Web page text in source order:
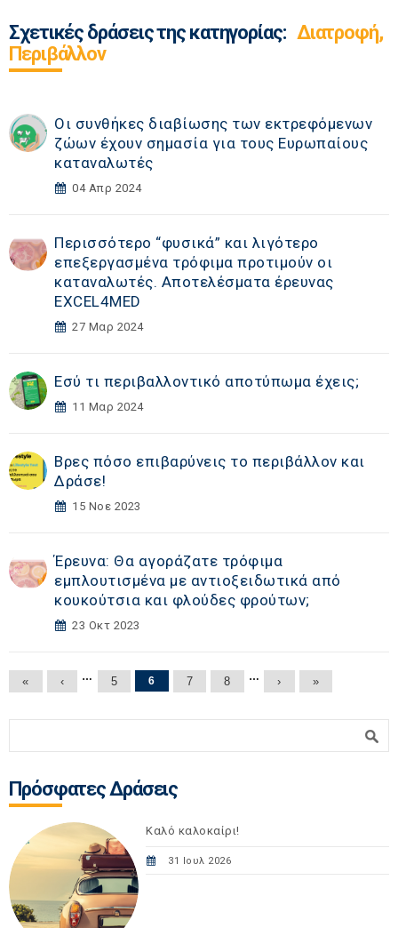
Σχετικές δράσεις της κατηγορίας: Διατροφή,
Περιβάλλον
Οι συνθήκες διαβίωσης των εκτρεφόμενων
ζώων έχουν σημασία για τους Ευρωπαίους
καταναλωτές
04 Απρ 2024
Περισσότερο “φυσικά” και λιγότερο
επεξεργασμένα τρόφιμα προτιμούν οι
καταναλωτές. Αποτελέσματα έρευνας
EXCEL4MED
27 Μαρ 2024
Εσύ τι περιβαλλοντικό αποτύπωμα έχεις;
11 Μαρ 2024
Βρες πόσο επιβαρύνεις το περιβάλλον και
Δράσε!
15 Νοε 2023
Έρευνα: Θα αγοράζατε τρόφιμα
εμπλουτισμένα με αντιοξειδωτικά από
κουκούτσια και φλούδες φρούτων;
23 Οκτ 2023
Σελίδες
« ‹ … 5 6 7 8 … › »
Πρόσφατες Δράσεις
Καλό καλοκαίρι!
31 Ιουλ 2026